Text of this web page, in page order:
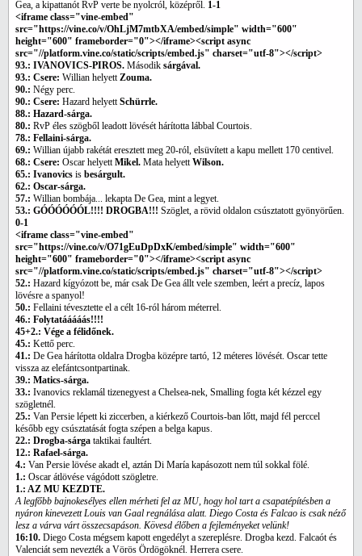
Gea, a kipattanót RvP verte be nyolcról, középről. 1-1
<iframe class="vine-embed"
src="https://vine.co/v/OhLjM7mtbXA/embed/simple" width="600"
height="600" frameborder="0"></iframe><script async
src="//platform.vine.co/static/scripts/embed.js" charset="utf-8"></script>
93.: IVANOVICS-PIROS. Második sárgával.
93.: Csere: Willian helyettZouma.
90.: Négy perc.
90.: Csere: Hazard helyettSchürrle.
88.: Hazard-sárga.
80.: RvP éles szögből leadott lövését hárította lábbal Courtois.
78.: Fellaini-sárga.
69.: Willian újabb rakétát eresztett meg 20-ról, elsüvített a kapu mellett 170 centivel.
68.: Csere: Oscar helyettMikel. Mata helyettWilson.
65.: Ivanovics is besárgult.
62.: Oscar-sárga.
57.: Willian bombája... lekapta De Gea, mint a legyet.
53.: GÓÓÓÓÓÓL!!!! DROGBA!!! Szöglet, a rövid oldalon csúsztatott gyönyörűen.
0-1
<iframe class="vine-embed"
src="https://vine.co/v/O71gEuDpDxK/embed/simple" width="600"
height="600" frameborder="0"></iframe><script async
src="//platform.vine.co/static/scripts/embed.js" charset="utf-8"></script>
52.: Hazard kígyózott be, már csak De Gea állt vele szemben, leért a precíz, lapos
lövésre a spanyol!
50.: Fellaini tévesztette el a célt 16-ról három méterrel.
46.: Folytatááááás!!!!
45+2.: Vége a félidőnek.
45.: Kettő perc.
41.: De Gea hárította oldalra Drogba középre tartó, 12 méteres lövését. Oscar tette
vissza az elefántcsontpartinak.
39.: Matics-sárga.
33.: Ivanovics reklamál tizenegyest a Chelsea-nek, Smalling fogta két kézzel egy
szögletnél.
25.: Van Persie lépett ki ziccerben, a kiérkező Courtois-ban lőtt, majd fél perccel
később egy csúsztatását fogta szépen a belga kapus.
22.: Drogba-sárga taktikai faultért.
12.: Rafael-sárga.
4.: Van Persie lövése akadt el, aztán Di María kapásozott nem túl sokkal fölé.
1.: Oscar átlövése vágódott szögletre.
1.: AZ MU KEZDTE.
A legfőbb bajnokesélyes ellen mérheti fel az MU, hogy hol tart a csapatépítésben a
nyáron kinevezett Louis van Gaal regnálása alatt. Diego Costa és Falcao is csak néző
lesz a várva várt összecsapáson. Kövesd élőben a fejleményeket velünk!
16:10. Diego Costa mégsem kapott engedélyt a szereplésre. Drogba kezd. Falcaót és
Valenciát sem nevezték a Vörös Ördögöknél. Herrera csere.